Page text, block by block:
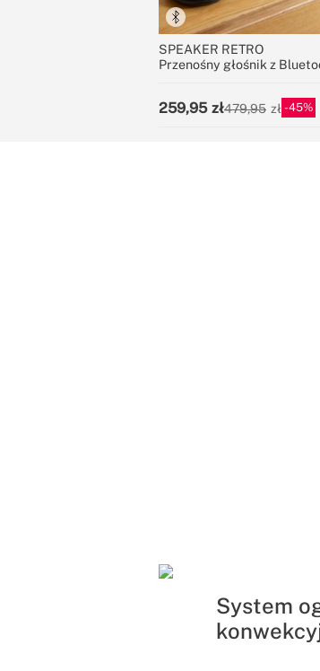
SPEAKER RETRO
Przenośny głośnik z
259,95 479,95 45
System